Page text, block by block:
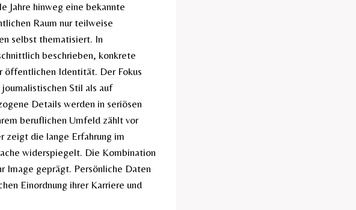
Jahre hinweg eine bekannte
Raum nur teilweise
selbst thematisiert. In
beschrieben, konkrete
öffentlichen Identität. Der Fokus
Stil als auf
Details werden in seriösen
beruflichen Umfeld zählt vor
zeigt die lange Erfahrung im
widerspiegelt. Die Kombination
Image geprägt. Persönliche Daten
Einordnung ihrer Karriere und